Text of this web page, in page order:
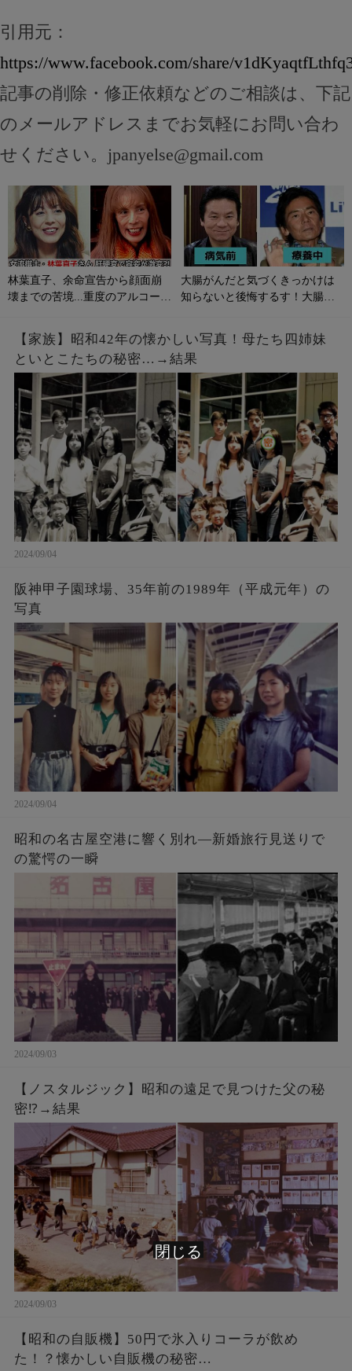
引用元：
https://www.facebook.com/share/
記事の削除・修正依頼などのご相談は、下記
のメールアドレスまでお気軽にお問い合わ
せください。 jpanyelse@gmail.com
林葉直子、余命宣告から顔面崩
壊までの苦境...重度のアルコール
大腸がんだと気づくきっかけは
知らないと後悔するす！大腸が
【家族】昭和42年の懐かしい写真！母たち四姉妹
といとこたちの秘密…→結果
2024/09/04
阪神甲子園球場、35年前の1989年（平成元年）の
写真
2024/09/04
昭和の名古屋空港に響く別れ―新婚旅行見送りで
の驚愕の一瞬
2024/09/03
【ノスタルジック】昭和の遠足で見つけた父の秘
密⁉︎→結果
2024/09/03
【昭和の自販機】50円で氷入りコーラが飲め
た！？懐かしい自販機の秘密…
閉じる